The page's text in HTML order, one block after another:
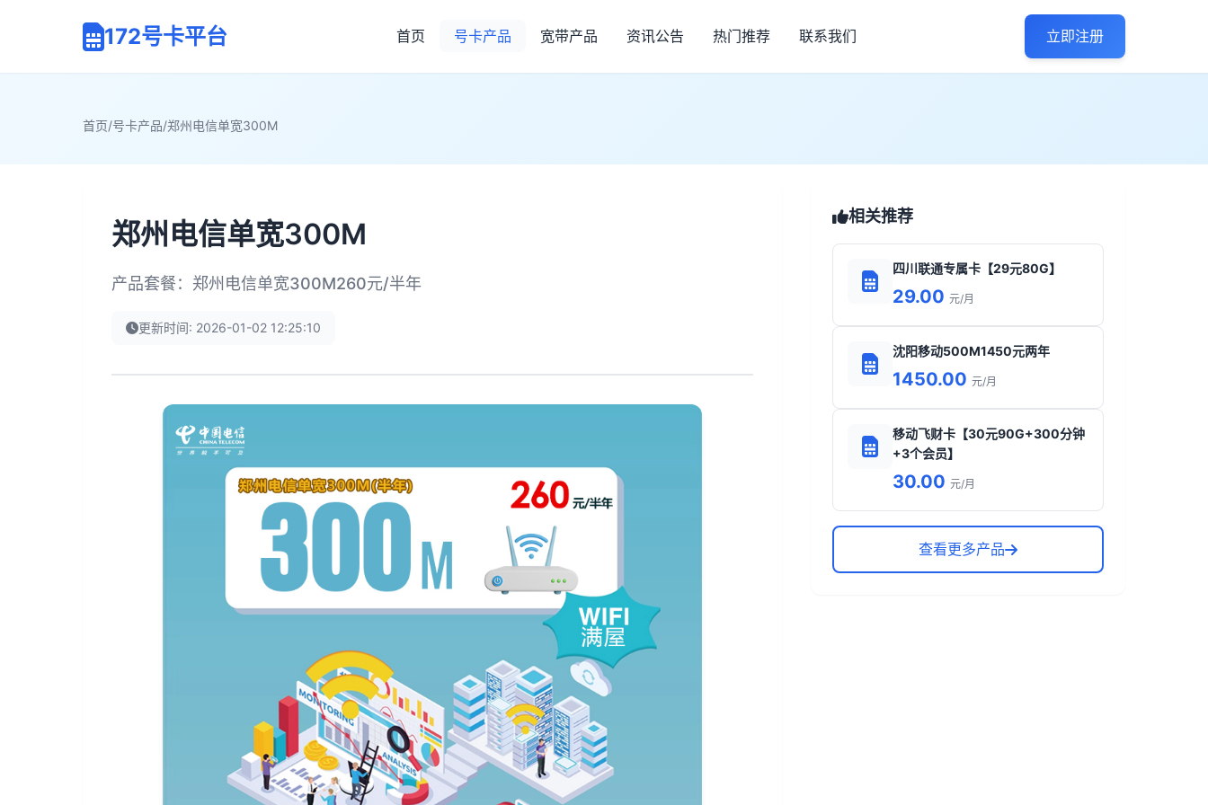
172号卡平台 首页 号卡产品 宽带产品 资讯公告 热门推荐 联系我们 立即注册
首页/号卡产品/郑州电信单宽300M
郑州电信单宽300M
产品套餐：郑州电信单宽300M260元/半年
更新时间: 2026-01-02 12:25:10
相关推荐
四川联通专属卡【29元80G】
29.00 元/月
沈阳移动500M1450元两年
1450.00 元/月
移动飞财卡【30元90G+300分钟
+3个会员】
30.00 元/月
查看更多产品